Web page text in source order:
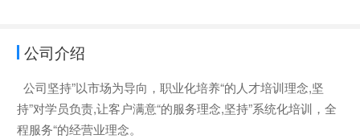
公司介绍
公司坚持”以市场为导向，职业化培养“的人才培训理念,坚
持”对学员负责,让客户满意“的服务理念,坚持”系统化培训，全
程服务“的经营业理念。